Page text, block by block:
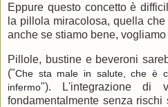
Eppure questo concetto è
la pillola miracolosa, quella
anche se stiamo bene,
Pillole, bustine e beveroni
("Che sta male in salute, che è
infermo"). L'integrazione di
fondamentalmente senza